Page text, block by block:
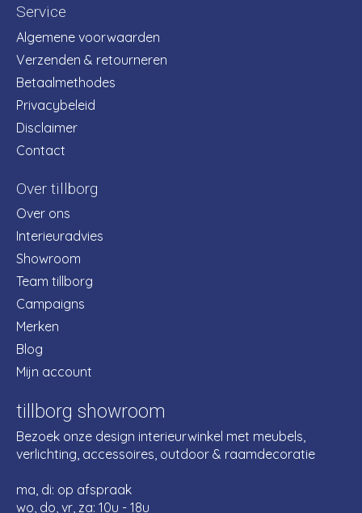
Service
Algemene voorwaarden
Verzenden & retourneren
Betaalmethodes
Privacybeleid
Disclaimer
Contact
Over tillborg
Over ons
Interieuradvies
Showroom
Team tillborg
Campaigns
Merken
Blog
Mijn account
tillborg showroom
Bezoek onze design interieurwinkel met meubels,
verlichting, accessoires, outdoor & raamdecoratie
ma, di: op afspraak
wo, do, vr, za: 10u - 18u